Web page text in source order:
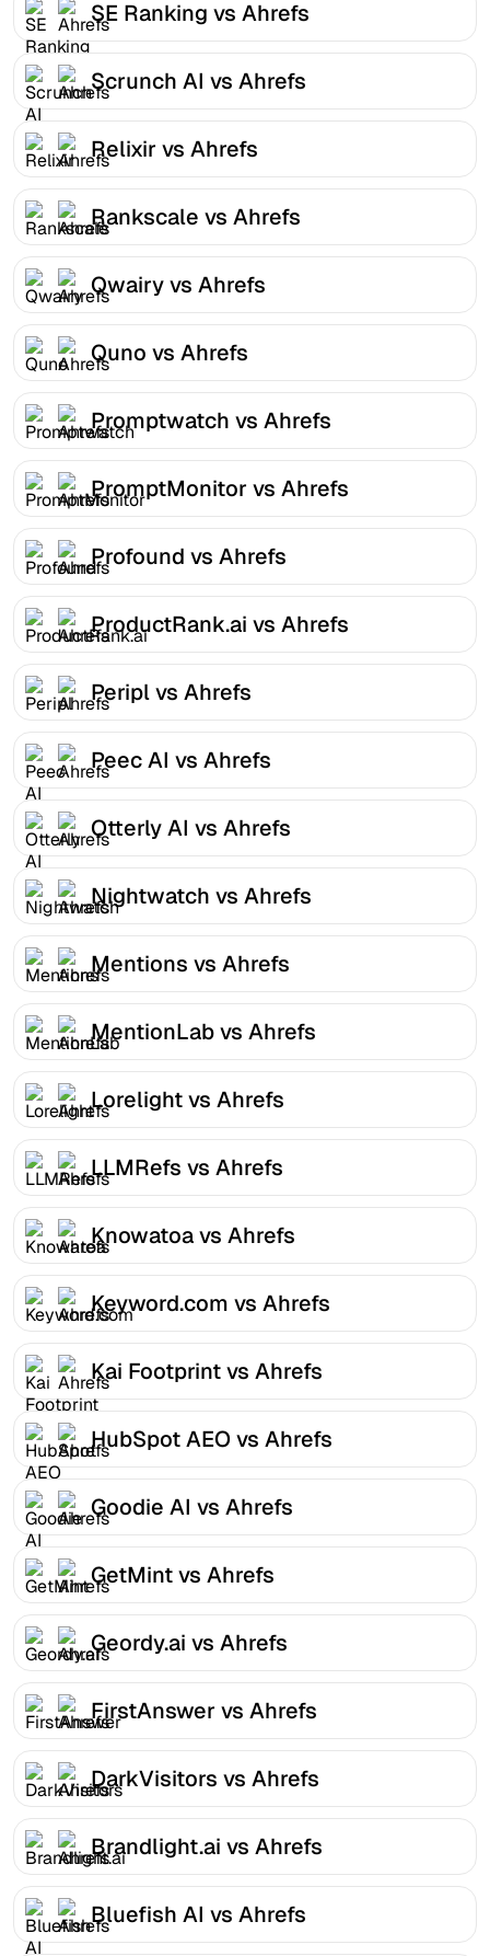
SE Ranking vs Ahrefs
Scrunch AI vs Ahrefs
Relixir vs Ahrefs
Rankscale vs Ahrefs
Qwairy vs Ahrefs
Quno vs Ahrefs
Promptwatch vs Ahrefs
PromptMonitor vs Ahrefs
Profound vs Ahrefs
ProductRank.ai vs Ahrefs
Peripl vs Ahrefs
Peec AI vs Ahrefs
Otterly AI vs Ahrefs
Nightwatch vs Ahrefs
Mentions vs Ahrefs
MentionLab vs Ahrefs
Lorelight vs Ahrefs
LLMRefs vs Ahrefs
Knowatoa vs Ahrefs
Keyword.com vs Ahrefs
Kai Footprint vs Ahrefs
HubSpot AEO vs Ahrefs
Goodie AI vs Ahrefs
GetMint vs Ahrefs
Geordy.ai vs Ahrefs
FirstAnswer vs Ahrefs
DarkVisitors vs Ahrefs
Brandlight.ai vs Ahrefs
Bluefish AI vs Ahrefs